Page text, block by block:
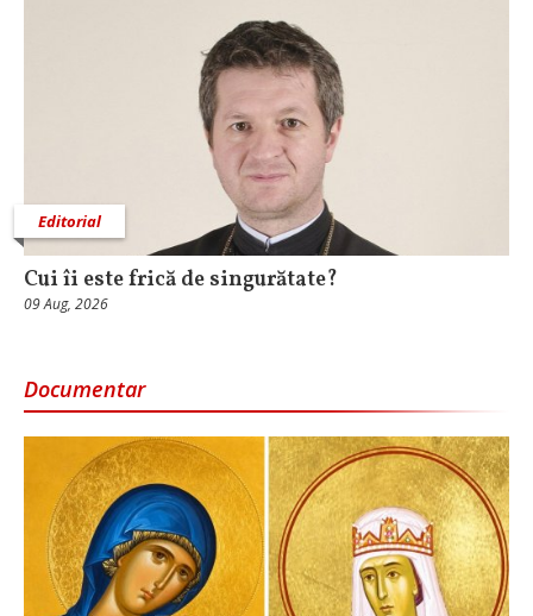
Editorial
Cui îi este frică de singurătate?
09 Aug, 2026
Documentar